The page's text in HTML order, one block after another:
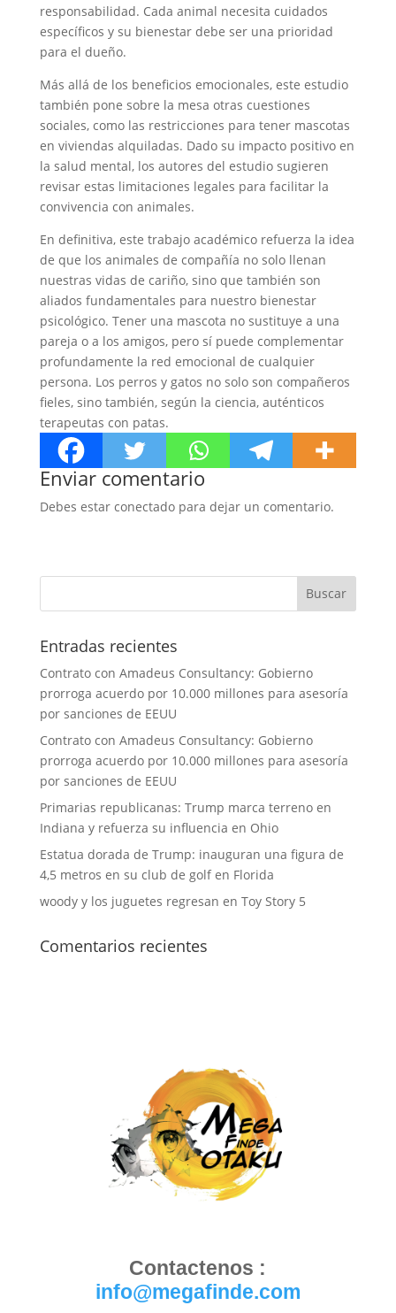
responsabilidad. Cada animal necesita cuidados
específicos y su bienestar debe ser una prioridad
para el dueño.
Más allá de los beneficios emocionales, este estudio
también pone sobre la mesa otras cuestiones
sociales, como las restricciones para tener mascotas
en viviendas alquiladas. Dado su impacto positivo en
la salud mental, los autores del estudio sugieren
revisar estas limitaciones legales para facilitar la
convivencia con animales.
En definitiva, este trabajo académico refuerza la idea
de que los animales de compañía no solo llenan
nuestras vidas de cariño, sino que también son
aliados fundamentales para nuestro bienestar
psicológico. Tener una mascota no sustituye a una
pareja o a los amigos, pero sí puede complementar
profundamente la red emocional de cualquier
persona. Los perros y gatos no solo son compañeros
fieles, sino también, según la ciencia, auténticos
terapeutas con patas.
Enviar comentario
Debes estar conectado para dejar un comentario.
Entradas recientes
Contrato con Amadeus Consultancy: Gobierno
prorroga acuerdo por 10.000 millones para asesoría
por sanciones de EEUU
Contrato con Amadeus Consultancy: Gobierno
prorroga acuerdo por 10.000 millones para asesoría
por sanciones de EEUU
Primarias republicanas: Trump marca terreno en
Indiana y refuerza su influencia en Ohio
Estatua dorada de Trump: inauguran una figura de
4,5 metros en su club de golf en Florida
woody y los juguetes regresan en Toy Story 5
Comentarios recientes
Contactenos :
info@megafinde.com